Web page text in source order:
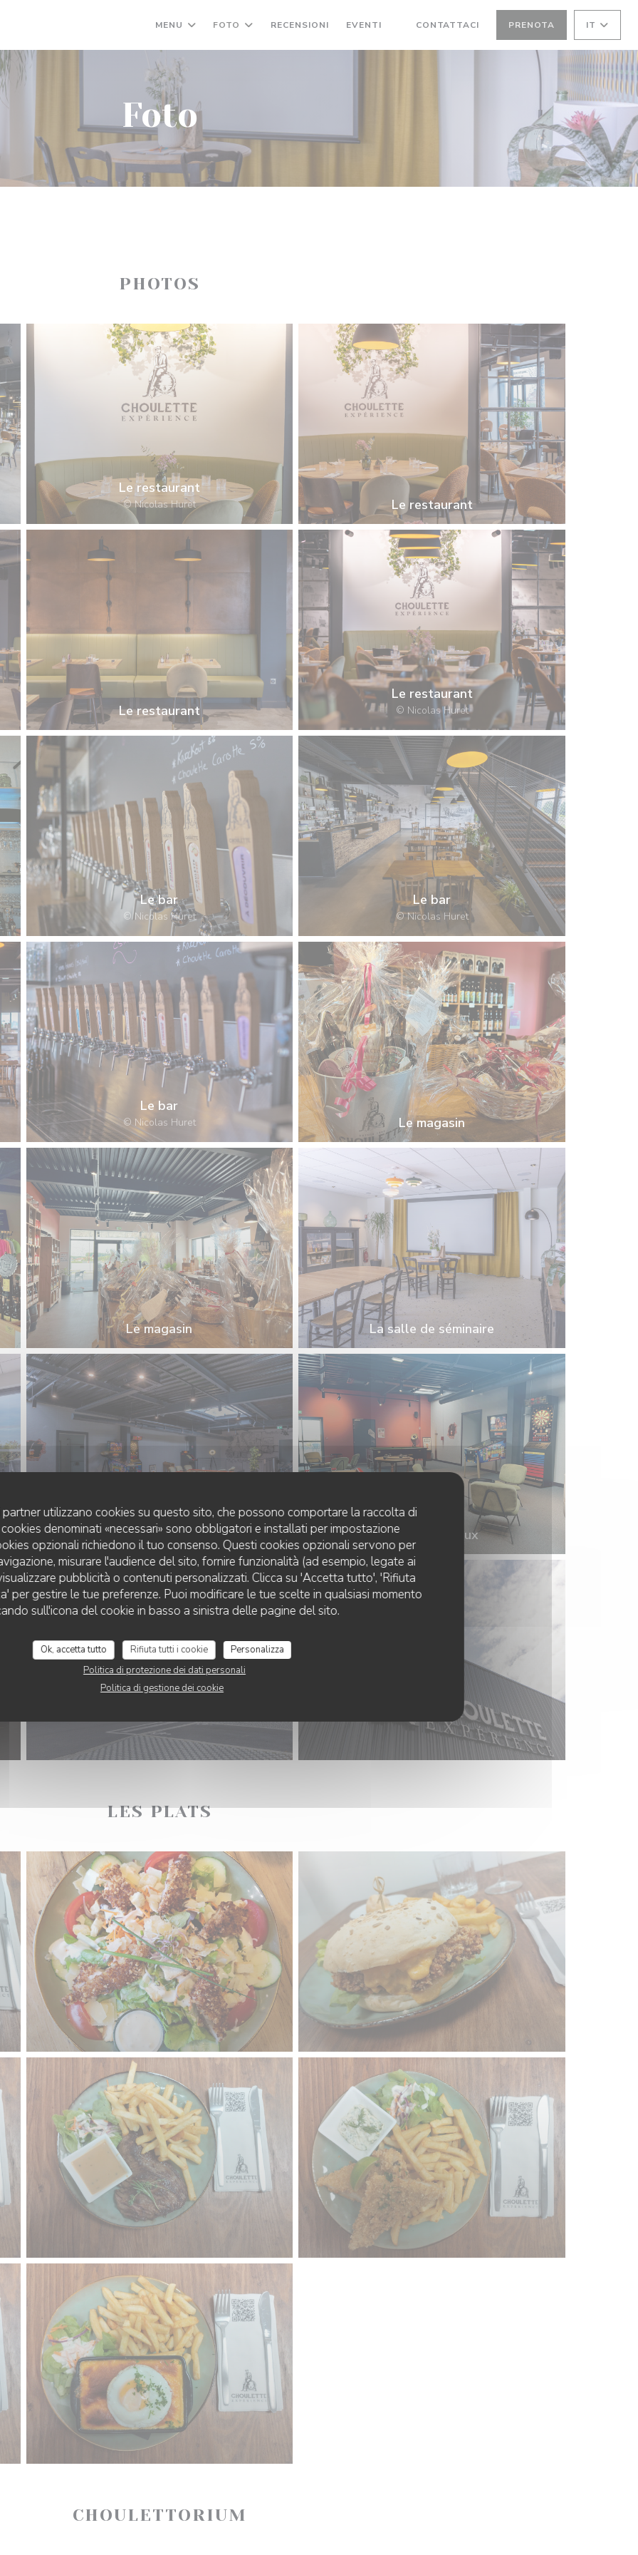
utilizzano cookies su questo sito, che possono comportare la raccolta di
denominati «necessari» sono obbligatori e installati per impostazione
opzionali richiedono il tuo consenso. Questi cookies opzionali servono per
misurare l'audience del sito, fornire funzionalità (ad esempio, legate ai
pubblicità o contenuti personalizzati. Clicca su 'Accetta tutto', 'Rifiuta
per gestire le tue preferenze. Puoi modificare le tue scelte in qualsiasi momento
sull'icona del cookie in basso a sinistra delle pagine del sito.
Ok, accetta tutto Rifiuta tutti i cookie
Personalizza
Politica di protezione dei dati personali
Politica di gestione dei cookie
MENU FOTO RECENSIONI EVENTI CONTATTACI PRENOTA IT
Foto
PHOTOS
Le restaurant
© Nicolas Huret Le restaurant
Le restaurant
Le restaurant
© Nicolas Huret
Le bar
© Nicolas Huret
Le bar
© Nicolas Huret
Le bar
© Nicolas Huret Le magasin
Le magasin La salle de séminaire
La salle de jeux La salle de jeux
LES PLATS
CHOULETTORIUM